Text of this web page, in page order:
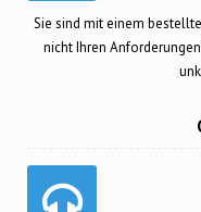
Sie sind mit einem
nicht Ihren